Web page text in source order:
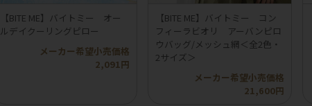
【BITE ME】バイトミー オー
ルデイクーリングピロー
メーカー希望小売価格
2,091円
【BITE ME】バイトミー コン
フィーラビオリ アーバンピロ
ウバッグ/メッシュ網＜全2色・
2サイズ＞
メーカー希望小売価格
21,600円